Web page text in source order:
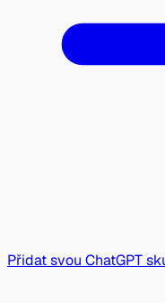
Přidat svou ChatGPT